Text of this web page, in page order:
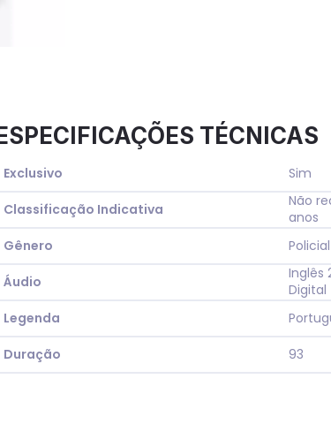
TÉCNICAS
Exclusivo Sim
Classificação Indicativa
Não
anos
Gênero
Policial
Áudio
Inglês
Digital
Legenda
Duração 93